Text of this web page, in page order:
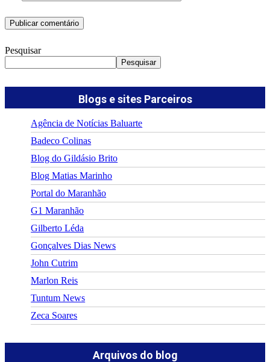
Pesquisar
Pesquisar
Blogs e sites Parceiros
Agência de Notícias Baluarte
Badeco Colinas
Blog do Gildásio Brito
Blog Matias Marinho
Portal do Maranhão
G1 Maranhão
Gilberto Léda
Gonçalves Dias News
John Cutrim
Marlon Reis
Tuntum News
Zeca Soares
Arquivos do blog